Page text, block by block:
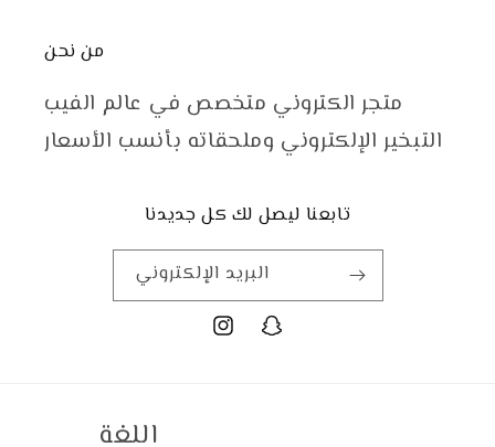
من نحن
متجر الكتروني متخصص في عالم الفيب
التبخير الإلكتروني وملحقاته بأنسب الأسعار
تابعنا ليصل لك كل جديدنا
البريد الإلكتروني
اللغة